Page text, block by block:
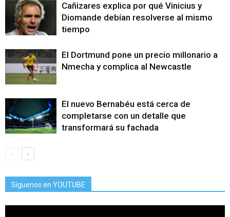
Cañizares explica por qué Vinicius y
Diomande debían resolverse al mismo
tiempo
El Dortmund pone un precio millonario a
Nmecha y complica al Newcastle
El nuevo Bernabéu está cerca de
completarse con un detalle que
transformará su fachada
Síguenos en YOUTUBE